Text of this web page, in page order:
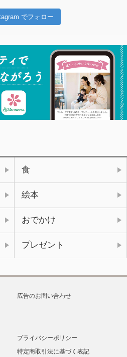
でフォロー
食
絵本
おでかけ
プレゼント
広告のお問い合わせ
プライバシーポリシー
特定商取引法に基づく表記